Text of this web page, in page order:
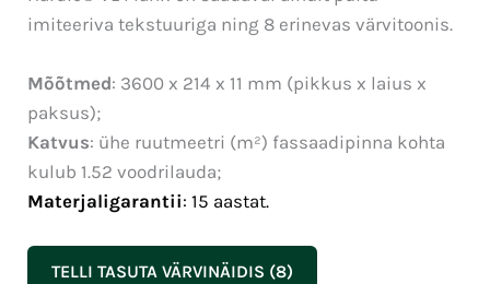
imiteeriva tekstuuriga ning 8 erinevas värvitoonis.
Mõõtmed: 3600 x 214 x 11 mm (pikkus x laius x
paksus);
Katvus: ühe ruutmeetri (m²) fassaadipinna kohta
kulub 1.52 voodrilauda;
Materjaligarantii: 15 aastat.
TELLI TASUTA VÄRVINÄIDIS (8)